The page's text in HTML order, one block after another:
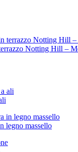
Notting Hill –
legno massello